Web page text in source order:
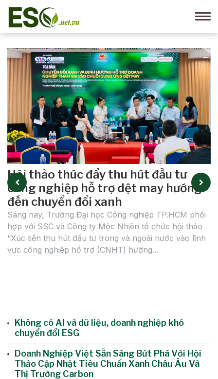
Hội thảo thúc đẩy thu hút đầu tư
công nghiệp hỗ trợ dệt may hướng
đến chuyển đổi xanh
Sáng nay, Trường Đại học Công nghiệp TP.HCM phối
hợp với SSC và Công ty Mộc Nhiên tổ chức hội thảo
“Xúc tiến thu hút đầu tư trong và ngoài nước vào lĩnh
vực công nghiệp hỗ trợ (CNHT) hướng...
Không có AI và dữ liệu, doanh nghiệp khó
chuyển đổi ESG
Doanh Nghiệp Việt Sẵn Sàng Bứt Phá Với Hội
Thảo Cập Nhật Tiêu Chuẩn Xanh Châu Âu Và
Thị Trường Carbon